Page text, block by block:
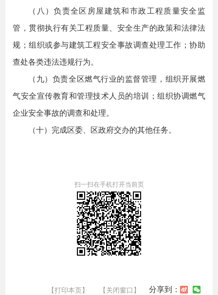
（八）负责全区房屋建筑和市政工程质量安全监
管，贯彻执行有关工程质量、安全生产的政策和法律法
规；组织或参与建筑工程安全事故调查处理工作；协助
查处各类违法违规行为。
（九）负责全区燃气行业的监督管理，组织开展燃
气安全宣传教育和管理技术人员的培训；组织协调燃气
企业安全事故的调查和处理。
（十）完成区委、区政府交办的其他任务。
扫一扫在手机打开当前页
【打印本页】 【关闭窗口】 分享到：